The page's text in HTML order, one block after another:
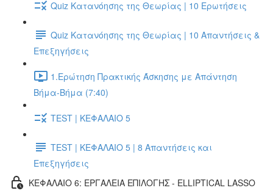
Quiz Κατανόησης της Θεωρίας | 10 Ερωτήσεις
Quiz Κατανόησης της Θεωρίας | 10 Απαντήσεις &
Επεξηγήσεις
1.Ερώτηση Πρακτικής Άσκησης με Απάντηση
Βήμα-Βήμα (7:40)
TEST | ΚΕΦΑΛΑΙΟ 5
TEST | ΚΕΦΑΛΑΙΟ 5 | 8 Απαντήσεις και
Επεξηγήσεις
ΚΕΦΑΛΑΙΟ 6: ΕΡΓΑΛΕΙΑ ΕΠΙΛΟΓΗΣ - ELLIPTICAL LASSO